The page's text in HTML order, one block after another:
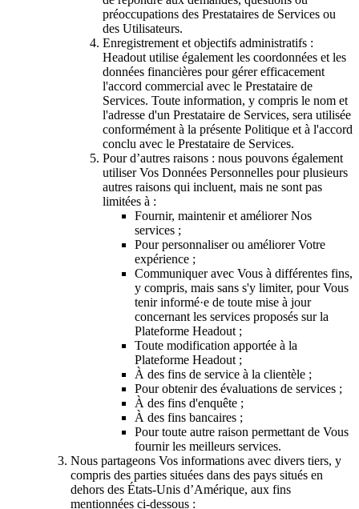
préoccupations des Prestataires de Services ou
des Utilisateurs.
Enregistrement et objectifs administratifs :
Headout utilise également les coordonnées et les
données financières pour gérer efficacement
l'accord commercial avec le Prestataire de
Services. Toute information, y compris le nom et
l'adresse d'un Prestataire de Services, sera utilisée
conformément à la présente Politique et à l'accord
conclu avec le Prestataire de Services.
Pour d’autres raisons : nous pouvons également
utiliser Vos Données Personnelles pour plusieurs
autres raisons qui incluent, mais ne sont pas
limitées à :
Fournir, maintenir et améliorer Nos
services ;
Pour personnaliser ou améliorer Votre
expérience ;
Communiquer avec Vous à différentes fins,
y compris, mais sans s'y limiter, pour Vous
tenir informé·e de toute mise à jour
concernant les services proposés sur la
Plateforme Headout ;
Toute modification apportée à la
Plateforme Headout ;
À des fins de service à la clientèle ;
Pour obtenir des évaluations de services ;
À des fins d'enquête ;
À des fins bancaires ;
Pour toute autre raison permettant de Vous
fournir les meilleurs services.
Nous partageons Vos informations avec divers tiers, y
compris des parties situées dans des pays situés en
dehors des États-Unis d’Amérique, aux fins
mentionnées ci-dessous :